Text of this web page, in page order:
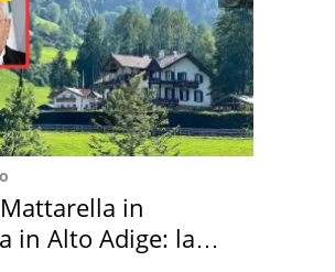
in
in Alto Adige: la